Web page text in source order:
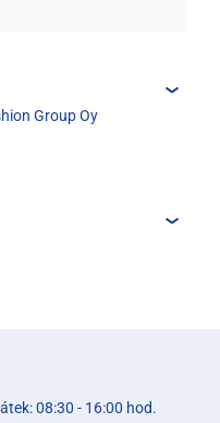
Group Oy
08:30 - 16:00 hod.